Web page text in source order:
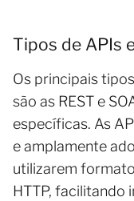
Tipos de APIs
Os principais
são as REST e
específicas. As
e amplamente
utilizarem
HTTP, facilitando